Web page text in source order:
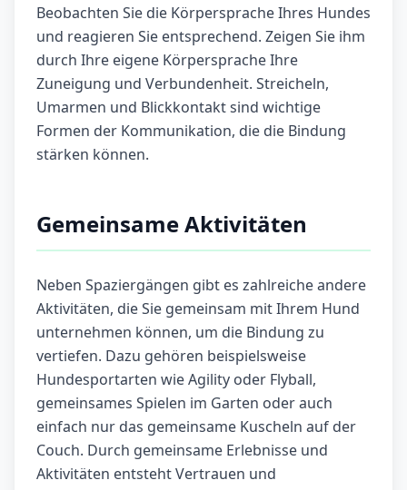
Beobachten Sie die Körpersprache Ihres Hundes
und reagieren Sie entsprechend. Zeigen Sie ihm
durch Ihre eigene Körpersprache Ihre
Zuneigung und Verbundenheit. Streicheln,
Umarmen und Blickkontakt sind wichtige
Formen der Kommunikation, die die Bindung
stärken können.
Gemeinsame Aktivitäten
Neben Spaziergängen gibt es zahlreiche andere
Aktivitäten, die Sie gemeinsam mit Ihrem Hund
unternehmen können, um die Bindung zu
vertiefen. Dazu gehören beispielsweise
Hundesportarten wie Agility oder Flyball,
gemeinsames Spielen im Garten oder auch
einfach nur das gemeinsame Kuscheln auf der
Couch. Durch gemeinsame Erlebnisse und
Aktivitäten entsteht Vertrauen und